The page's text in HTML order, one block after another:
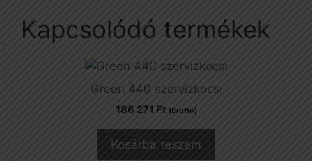
Kapcsolódó termékek
Green 440 szervizkocsi
186 271 Ft (Bruttó)
Kosárba teszem